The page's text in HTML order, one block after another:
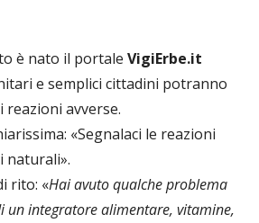
è nato il portale VigiErbe.it
e semplici cittadini potranno
avverse.
«Segnalaci le reazioni
naturali».
rito: «Hai avuto qualche problema
un integratore alimentare, vitamine,